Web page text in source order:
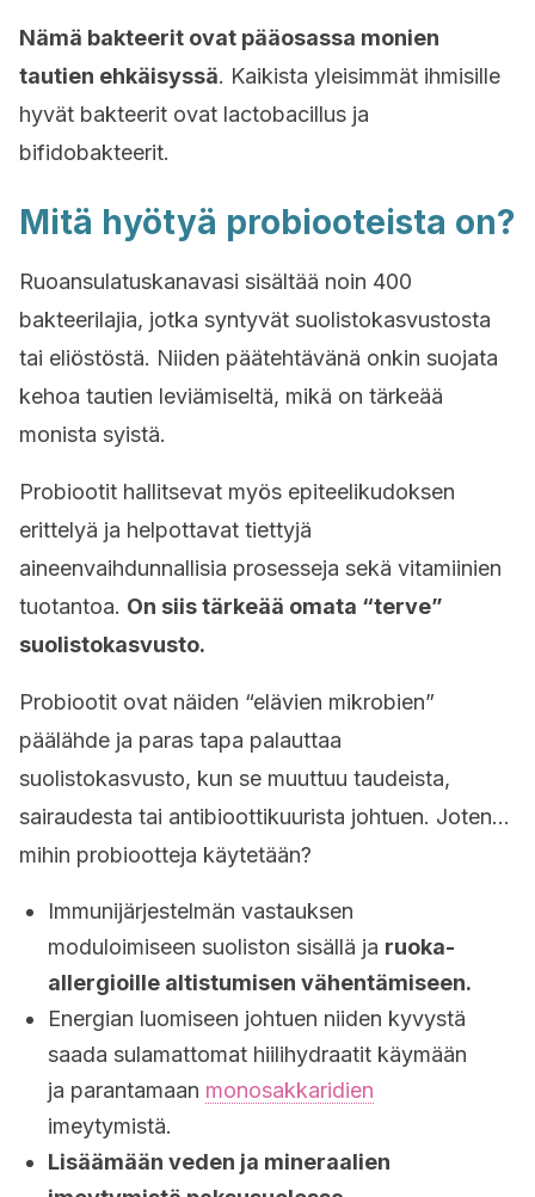
Nämä bakteerit ovat pääosassa monien
tautien ehkäisyssä. Kaikista yleisimmät ihmisille
hyvät bakteerit ovat lactobacillus ja
bifidobakteerit.
Mitä hyötyä probiooteista on?
Ruoansulatuskanavasi sisältää noin 400
bakteerilajia, jotka syntyvät suolistokasvustosta
tai eliöstöstä. Niiden päätehtävänä onkin suojata
kehoa tautien leviämiseltä, mikä on tärkeää
monista syistä.
Probiootit hallitsevat myös epiteelikudoksen
erittelyä ja helpottavat tiettyjä
aineenvaihdunnallisia prosesseja sekä vitamiinien
tuotantoa. On siis tärkeää omata “terve”
suolistokasvusto.
Probiootit ovat näiden “elävien mikrobien”
päälähde ja paras tapa palauttaa
suolistokasvusto, kun se muuttuu taudeista,
sairaudesta tai antibioottikuurista johtuen. Joten…
mihin probiootteja käytetään?
Immunijärjestelmän vastauksen
moduloimiseen suoliston sisällä ja ruoka-
allergioille altistumisen vähentämiseen.
Energian luomiseen johtuen niiden kyvystä
saada sulamattomat hiilihydraatit käymään
ja parantamaan monosakkaridien
imeytymistä.
Lisäämään veden ja mineraalien